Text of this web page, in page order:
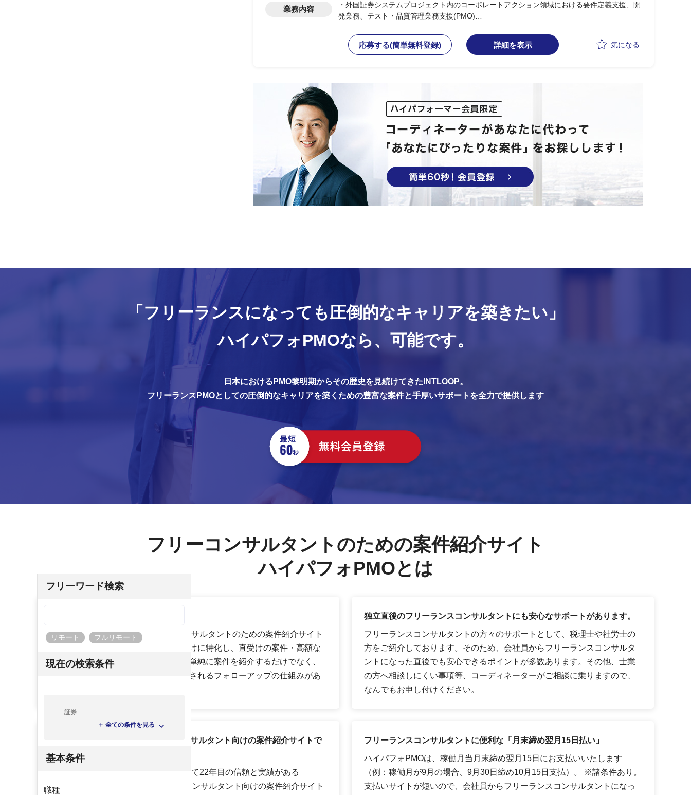
フリーワード検索
リモート フルリモート
現在の検索条件
証券
＋ 全ての条件を見る
基本条件
職種
業務内容
・外国証券システムプロジェクト内のコーポレートアクション領域における要件定義支援、開
発業務、テスト・品質管理業務支援(PMO)
・PJ関係者(ステークホルダー)との合意形成調整
・参画初月稼働率70％、2か月目以降稼働率100％
応募する(簡単無料登録) 詳細を表示 気になる
「フリーランスになっても圧倒的なキャリアを築きたい」
ハイパフォPMOなら、 可能です。
日本におけるPMO黎明期からその歴史を見続けてきたINTLOOP。
フリーランスPMOとしての圧倒的なキャリアを築くための豊富な案件と手厚いサポートを全力で提供します
フリーコンサルタントのための案件紹介サイト
ハイパフォPMOとは
ハイパフォPMOは、フリーランスコンサルタントのための案件紹介サイト
です。フリーランスコンサルタント向けに特化し、直受けの案件・高額な
案件など幅広く紹介しています。また単純に案件を紹介するだけでなく、
フリーランスコンサルタントに必要とされるフォローアップの仕組みがあ
独立直後のフリーランスコンサルタントにも安心なサポートがあります。
フリーランスコンサルタントの方々のサポートとして、税理士や社労士の
方をご紹介しております。そのため、会社員からフリーランスコンサルタ
ントになった直後でも安心できるポイントが多数あります。その他、士業
の方へ相談しにくい事項等、コーディネーターがご相談に乗りますので、
なんでもお申し付けください。
22年目の実績があるフリーランスコンサルタント向けの案件紹介サイトで
す。
ハイパフォPMOは、コンサル企業として22年目の信頼と実績がある
INTLOOPが運営するフリーランスのコンサルタント向けの案件紹介サイト
フリーランスコンサルタントに便利な「月末締め翌月15日払い」
ハイパフォPMOは、稼働月当月末締め翌月15日にお支払いいたします
（例：稼働月が9月の場合、9月30日締め10月15日支払）。 ※諸条件あり。
支払いサイトが短いので、会社員からフリーランスコンサルタントになっ